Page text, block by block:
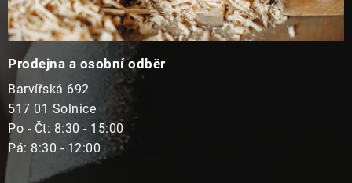
Prodejna a osobní odběr
Barvířská 692
517 01 Solnice
Po - Čt: 8:30 - 15:00
Pá: 8:30 - 12:00